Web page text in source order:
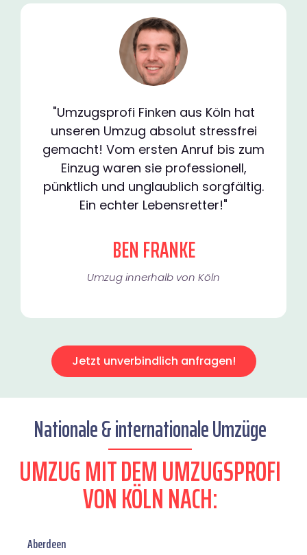
"Umzugsprofi Finken aus Köln hat
unseren Umzug absolut stressfrei
gemacht! Vom ersten Anruf bis zum
Einzug waren sie professionell,
pünktlich und unglaublich sorgfältig.
Ein echter Lebensretter!"
BEN FRANKE
Umzug innerhalb von Köln​
Jetzt unverbindlich anfragen!
Nationale & internationale Umzüge
UMZUG MIT DEM UMZUGSPROFI
VON KÖLN NACH:
Aberdeen